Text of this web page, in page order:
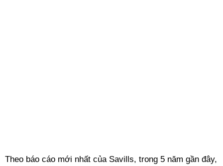
Theo báo cáo mới nhất của Savills, trong 5 năm gần đây,